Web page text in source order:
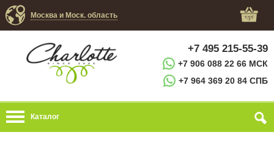
Москва и Моск. область
+7 495 215-55-39
+7 906 088 22 66 МСК
+7 964 369 20 84 СПБ
Каталог